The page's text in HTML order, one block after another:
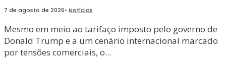
7 de agosto de 2026• Notícias
Mesmo em meio ao tarifaço imposto pelo governo de
Donald Trump e a um cenário internacional marcado
por tensões comerciais, o...